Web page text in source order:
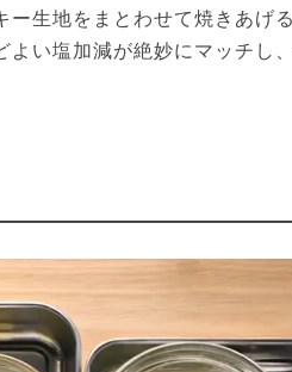
生地をまとわせて焼きあげ
い塩加減が絶妙にマッチし